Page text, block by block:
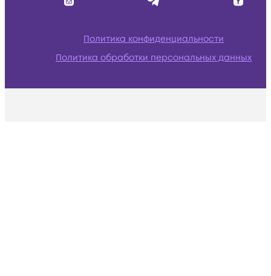
Политика конфиденциальности
Политика обработки персональных данных